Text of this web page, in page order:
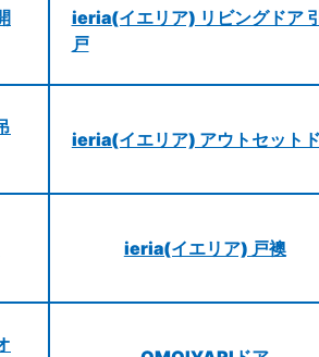
ieria(イエリア) リビングドア
戸
ieria(イエリア) アウトセット
ieria(イエリア) 戸襖